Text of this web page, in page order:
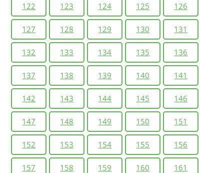
122 123 124 125 126
127 128 129 130 131
132 133 134 135 136
137 138 139 140 141
142 143 144 145 146
147 148 149 150 151
152 153 154 155 156
157 158 159 160 161